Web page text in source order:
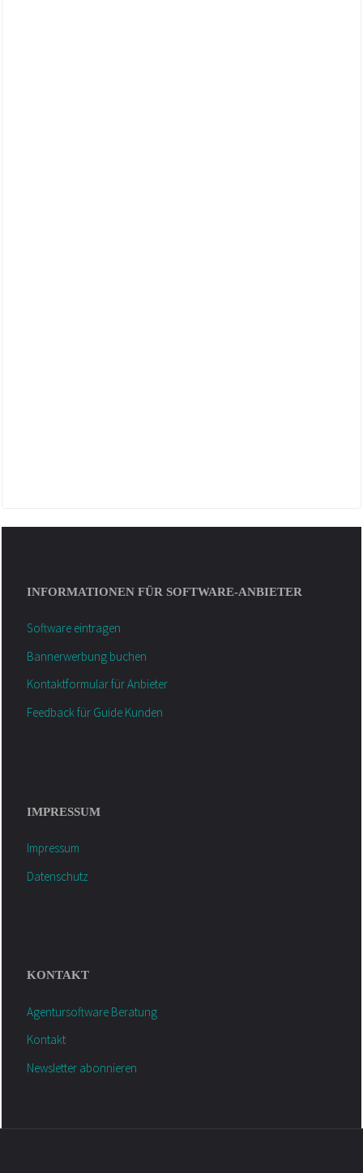
INFORMATIONEN FÜR SOFTWARE-ANBIETER
Software eintragen
Bannerwerbung buchen
Kontaktformular für Anbieter
Feedback für Guide Kunden
IMPRESSUM
Impressum
Datenschutz
KONTAKT
Agentursoftware Beratung
Kontakt
Newsletter abonnieren